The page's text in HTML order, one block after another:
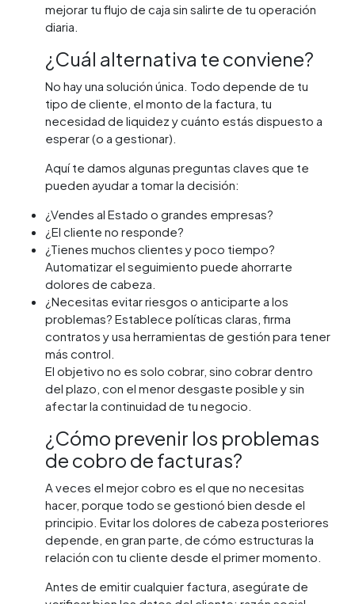
mejorar tu flujo de caja sin salirte de tu operación
diaria.
¿Cuál alternativa te conviene?
No hay una solución única. Todo depende de tu
tipo de cliente, el monto de la factura, tu
necesidad de liquidez y cuánto estás dispuesto a
esperar (o a gestionar).
Aquí te damos algunas preguntas claves que te
pueden ayudar a tomar la decisión:
¿Vendes al Estado o grandes empresas?
¿El cliente no responde?
¿Tienes muchos clientes y poco tiempo?
Automatizar el seguimiento puede ahorrarte
dolores de cabeza.
¿Necesitas evitar riesgos o anticiparte a los
problemas? Establece políticas claras, firma
contratos y usa herramientas de gestión para tener
más control.
El objetivo no es solo cobrar, sino cobrar dentro
del plazo, con el menor desgaste posible y sin
afectar la continuidad de tu negocio.
¿Cómo prevenir los problemas
de cobro de facturas?
A veces el mejor cobro es el que no necesitas
hacer, porque todo se gestionó bien desde el
principio. Evitar los dolores de cabeza posteriores
depende, en gran parte, de cómo estructuras la
relación con tu cliente desde el primer momento.
Antes de emitir cualquier factura, asegúrate de